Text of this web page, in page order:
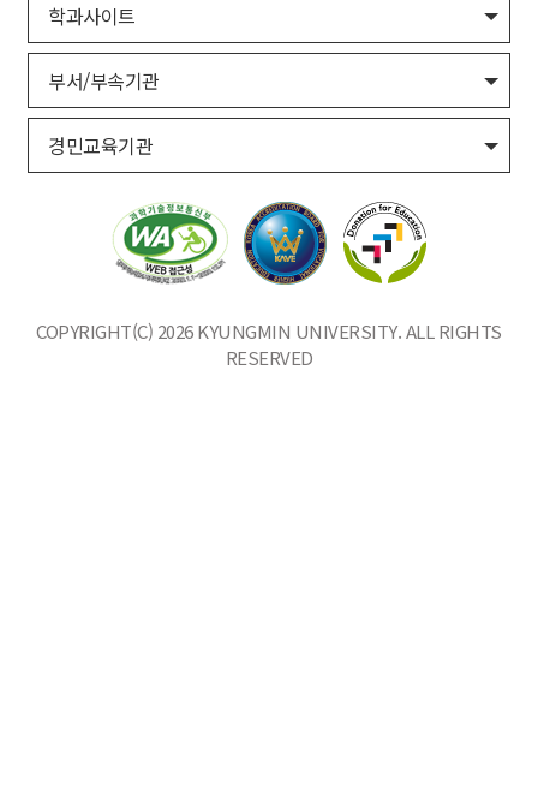
학과사이트
부서/부속기관
경민교육기관
COPYRIGHT(C) 2026 KYUNGMIN UNIVERSITY. ALL RIGHTS
RESERVED